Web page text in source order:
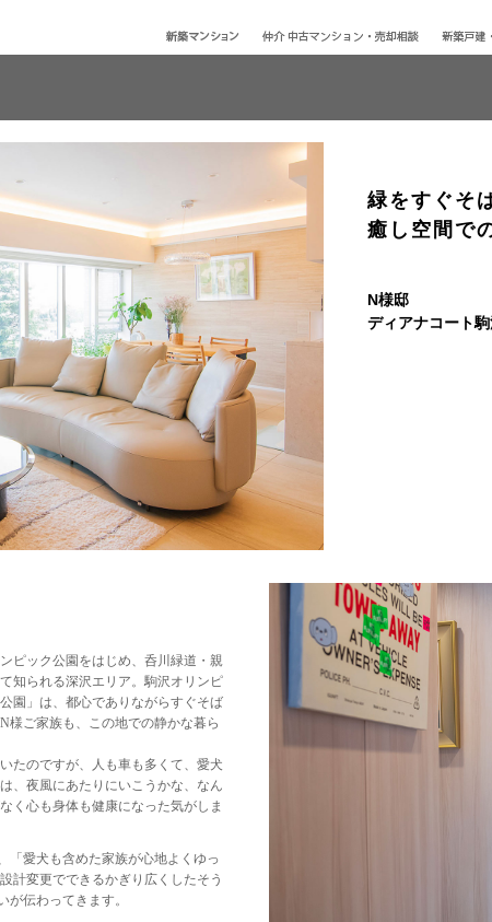
緑をすぐそ
癒し空間で
N様邸
ディアナコート
ピック公園をはじめ、呑川緑道・親
知られる深沢エリア。駒沢オリンピ
園」は、都心でありながらすぐそば
様ご家族も、この地での静かな暮ら
たのですが、人も車も多くて、愛犬
、夜風にあたりにいこうかな、なん
く心も身体も健康になった気がしま
「愛犬も含めた家族が心地よくゆっ
計変更でできるかぎり広くしたそう
伝わってきます。